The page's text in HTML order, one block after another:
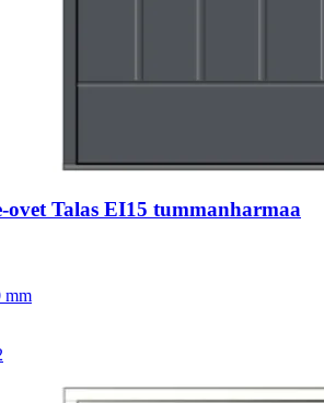
ovet Talas EI15 tummanharmaa
mm